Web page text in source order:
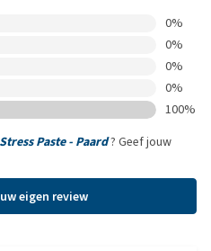
0%
0%
0%
0%
100%
Paste - Paard? Geef jouw
eigen review